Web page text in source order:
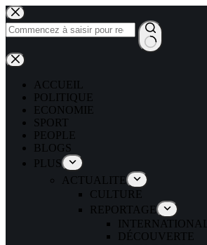
ACCUEIL
POLITIQUE
ECONOMIE
SPORT
PEOPLE
BLOGS
PLUS
ACTUALITE
CULTURE
REPORTAGE
INTERNATIONAL
DÉCOUVERTE